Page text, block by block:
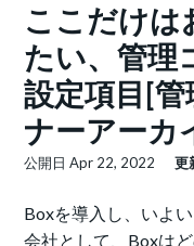
ここだけは
たい、管理
設定項目[管
ナーアーカ
公開日Apr 22, 2022 更
Boxを導入し、いよ
会社として、Boxは